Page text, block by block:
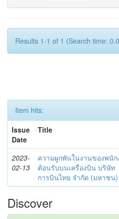
Results 1-1 of 1 (Search time:
Item hits:
Issue
Date
Title
2023-
02-13
ความผูกพันในงานของพนั
ต้อนรับบนเครื่องบิน บริษัท
การบินไทย จำกัด (มหาชน)
Discover